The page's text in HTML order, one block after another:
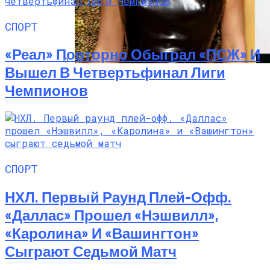
Почувствуйте Себя Звездой: Кайли
Дженнер Дарит Миру Свои Духи COSMIC
СПОРТ
«Реал» Повторно Обыграл «ПСЖ» И
Вышел В Четвертьфинал Лиги
Чемпионов
СПОРТ
НХЛ. Первый Раунд Плей-Офф.
«Даллас» Прошел «Нэшвилл»,
«Каролина» И «Вашингтон»
Сыграют Седьмой Матч